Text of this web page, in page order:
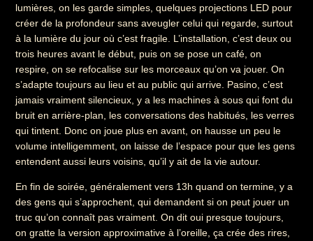
lumières, on les garde simples, quelques projections LED pour
créer de la profondeur sans aveugler celui qui regarde, surtout
à la lumière du jour où c’est fragile. L’installation, c’est deux ou
trois heures avant le début, puis on se pose un café, on
respire, on se refocalise sur les morceaux qu’on va jouer. On
s’adapte toujours au lieu et au public qui arrive. Pasino, c’est
jamais vraiment silencieux, y a les machines à sous qui font du
bruit en arrière-plan, les conversations des habitués, les verres
qui tintent. Donc on joue plus en avant, on hausse un peu le
volume intelligemment, on laisse de l’espace pour que les gens
entendent aussi leurs voisins, qu’il y ait de la vie autour.
En fin de soirée, généralement vers 13h quand on termine, y a
des gens qui s’approchent, qui demandent si on peut jouer un
truc qu’on connaît pas vraiment. On dit oui presque toujours,
on gratte la version approximative à l’oreille, ça crée des rires,